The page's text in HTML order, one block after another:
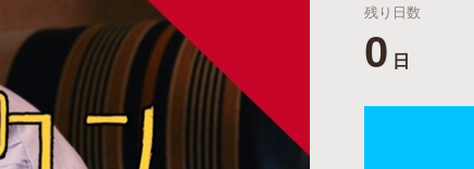
残り日数
0 日